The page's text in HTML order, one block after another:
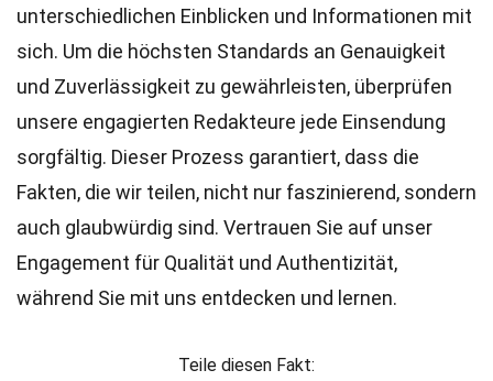
unterschiedlichen Einblicken und Informationen mit
sich. Um die höchsten Standards an Genauigkeit
und Zuverlässigkeit zu gewährleisten, überprüfen
unsere engagierten Redakteure jede Einsendung
sorgfältig. Dieser Prozess garantiert, dass die
Fakten, die wir teilen, nicht nur faszinierend, sondern
auch glaubwürdig sind. Vertrauen Sie auf unser
Engagement für Qualität und Authentizität,
während Sie mit uns entdecken und lernen.
Teile diesen Fakt: